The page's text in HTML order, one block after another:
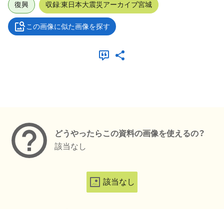
復興 収録:東日本大震災アーカイブ宮城
この画像に似た画像を探す
どうやったらこの資料の画像を使えるの？
該当なし
該当なし